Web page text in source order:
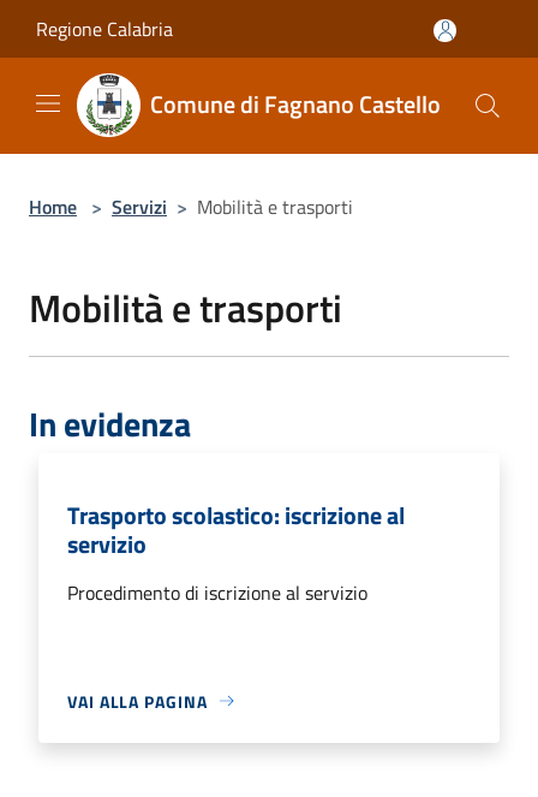
Regione Calabria
Comune di Fagnano Castello
Home > Servizi > Mobilità e trasporti
Mobilità e trasporti
In evidenza
Trasporto scolastico: iscrizione al
servizio
Procedimento di iscrizione al servizio
VAI ALLA PAGINA